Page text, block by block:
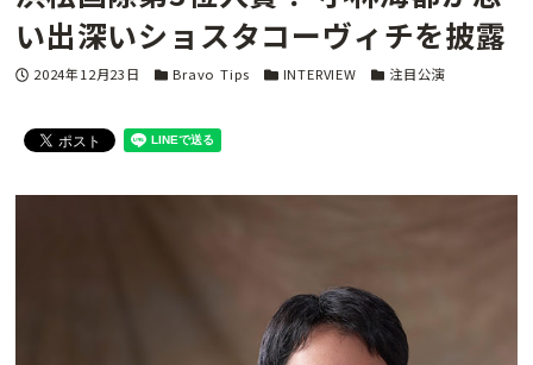
い出深いショスタコーヴィチを披露
投稿日
2024年12月23日 カテゴリー
Bravo Tips カテゴリー
INTERVIEW カテゴリー
注目公演